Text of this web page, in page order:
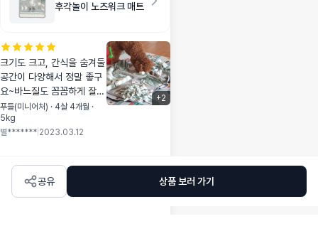
후각놀이 노즈워크 매트
크기도 크고, 간식을 숨겨둘
공간이 다양해서 정말 좋구
요~바느질도 꼼꼼하게 잘
되어있네요~~받자마자 세
탁해서 간식을 숨겨줬더니
정신없이 찾으며 놀아요~^^
다~~!!♡
푸들(미니어처) · 4살 4개월 ·
5kg
별******* 2023.03.12
+2
공유 상품 보러 가기